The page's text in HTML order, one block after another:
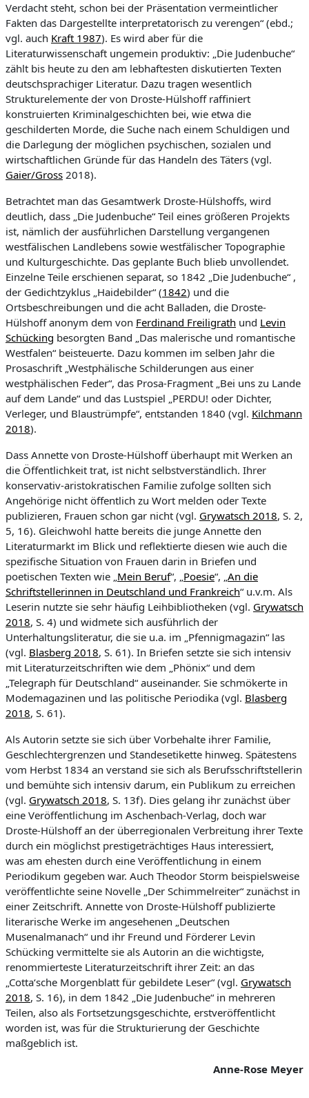
Verdacht steht, schon bei der Präsentation vermeintlicher
Fakten das Dargestellte interpretatorisch zu verengen“ (ebd.;
vgl. auch Kraft 1987). Es wird aber für die
Literaturwissenschaft ungemein produktiv: „Die Judenbuche“
zählt bis heute zu den am lebhaftesten diskutierten Texten
deutschsprachiger Literatur. Dazu tragen wesentlich
Strukturelemente der von Droste-Hülshoff raffiniert
konstruierten Kriminalgeschichten bei, wie etwa die
geschilderten Morde, die Suche nach einem Schuldigen und
die Darlegung der möglichen psychischen, sozialen und
wirtschaftlichen Gründe für das Handeln des Täters (vgl.
Gaier/Gross 2018).
Betrachtet man das Gesamtwerk Droste-Hülshoffs, wird
deutlich, dass „Die Judenbuche“ Teil eines größeren Projekts
ist, nämlich der ausführlichen Darstellung vergangenen
westfälischen Landlebens sowie westfälischer Topographie
und Kulturgeschichte. Das geplante Buch blieb unvollendet.
Einzelne Teile erschienen separat, so 1842 „Die Judenbuche“ ,
der Gedichtzyklus „Haidebilder“ (1842) und die
Ortsbeschreibungen und die acht Balladen, die Droste-
Hülshoff anonym dem von Ferdinand Freiligrath und Levin
Schücking besorgten Band „Das malerische und romantische
Westfalen“ beisteuerte. Dazu kommen im selben Jahr die
Prosaschrift „Westphälische Schilderungen aus einer
westphälischen Feder“, das Prosa-Fragment „Bei uns zu Lande
auf dem Lande“ und das Lustspiel „PERDU! oder Dichter,
Verleger, und Blaustrümpfe“, entstanden 1840 (vgl. Kilchmann
2018).
Dass Annette von Droste-Hülshoff überhaupt mit Werken an
die Öffentlichkeit trat, ist nicht selbstverständlich. Ihrer
konservativ-aristokratischen Familie zufolge sollten sich
Angehörige nicht öffentlich zu Wort melden oder Texte
publizieren, Frauen schon gar nicht (vgl. Grywatsch 2018, S. 2,
5, 16). Gleichwohl hatte bereits die junge Annette den
Literaturmarkt im Blick und reflektierte diesen wie auch die
spezifische Situation von Frauen darin in Briefen und
poetischen Texten wie „Mein Beruf“, „Poesie“, „An die
Schriftstellerinnen in Deutschland und Frankreich“ u.v.m. Als
Leserin nutzte sie sehr häufig Leihbibliotheken (vgl. Grywatsch
2018, S. 4) und widmete sich ausführlich der
Unterhaltungsliteratur, die sie u.a. im „Pfennigmagazin“ las
(vgl. Blasberg 2018, S. 61). In Briefen setzte sie sich intensiv
mit Literaturzeitschriften wie dem „Phönix“ und dem
„Telegraph für Deutschland“ auseinander. Sie schmökerte in
Modemagazinen und las politische Periodika (vgl. Blasberg
2018, S. 61).
Als Autorin setzte sie sich über Vorbehalte ihrer Familie,
Geschlechtergrenzen und Standesetikette hinweg. Spätestens
vom Herbst 1834 an verstand sie sich als Berufsschriftstellerin
und bemühte sich intensiv darum, ein Publikum zu erreichen
(vgl. Grywatsch 2018, S. 13f). Dies gelang ihr zunächst über
eine Veröffentlichung im Aschenbach-Verlag, doch war
Droste-Hülshoff an der überregionalen Verbreitung ihrer Texte
durch ein möglichst prestigeträchtiges Haus interessiert,
was am ehesten durch eine Veröffentlichung in einem
Periodikum gegeben war. Auch Theodor Storm beispielsweise
veröffentlichte seine Novelle „Der Schimmelreiter“ zunächst in
einer Zeitschrift. Annette von Droste-Hülshoff publizierte
literarische Werke im angesehenen „Deutschen
Musenalmanach“ und ihr Freund und Förderer Levin
Schücking vermittelte sie als Autorin an die wichtigste,
renommierteste Literaturzeitschrift ihrer Zeit: an das
„Cotta‘sche Morgenblatt für gebildete Leser“ (vgl. Grywatsch
2018, S. 16), in dem 1842 „Die Judenbuche“ in mehreren
Teilen, also als Fortsetzungsgeschichte, erstveröffentlicht
worden ist, was für die Strukturierung der Geschichte
maßgeblich ist.
Anne-Rose Meyer